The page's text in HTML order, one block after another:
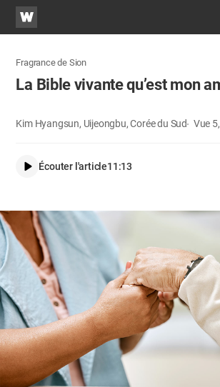
WATV
Fragrance de Sion
La Bible vivante qu’est mon
Kim Hyangsun, Uijeongbu, Corée du Sud Vue
Écouter l'article11:13